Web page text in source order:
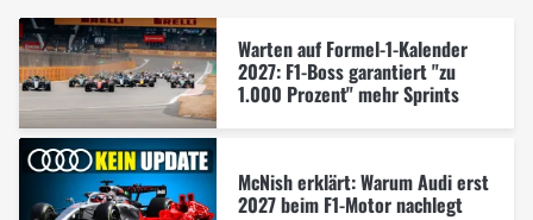
Warten auf Formel-1-Kalender
2027: F1-Boss garantiert "zu
1.000 Prozent" mehr Sprints
McNish erklärt: Warum Audi erst
2027 beim F1-Motor nachlegt